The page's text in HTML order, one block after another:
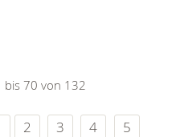
bis 70 von 132
2 3 4
5